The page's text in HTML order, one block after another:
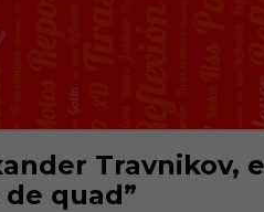
Travnikov,
quad”